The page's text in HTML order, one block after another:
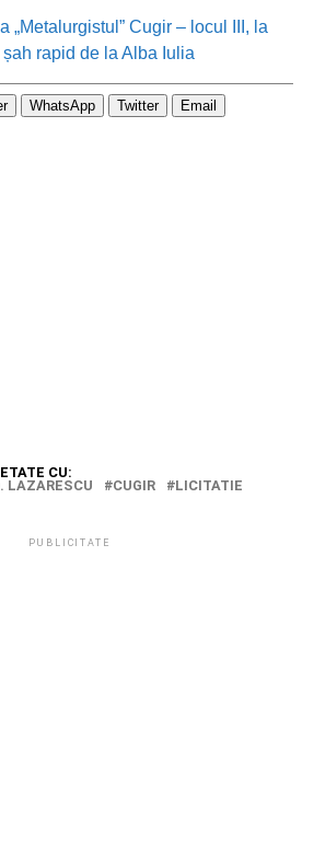
„Metalurgistul” Cugir – locul III, la
rapid de la Alba Iulia
WhatsApp Twitter Email
CU:
LAZARESCU
CUGIR
LICITATIE
PUBLICITATE